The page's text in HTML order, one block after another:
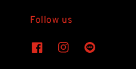
Follow us